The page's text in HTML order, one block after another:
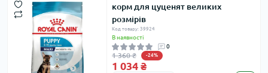
корм для цуценят великих
розмірів
Код товару: 39924
В наявності
0
1 360 ₴ -24%
1 034 ₴